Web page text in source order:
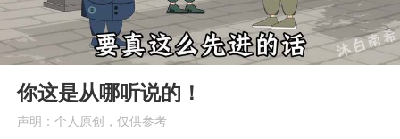
女子发现前夫婚内与第三者育子
王艺迪无缘横滨赛决赛
2025年小学教师减少13.19万
Play
00:00 03:00
你这是从哪听说的！
声明：个人原创，仅供参考